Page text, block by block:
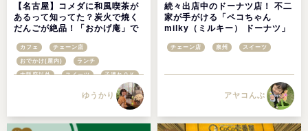
【名古屋】コメダに和風喫茶が
あるって知ってた？炭火で焼く
だんごが絶品！「おかげ庵」で
験カフェ チェーン店
おでかけ(屋内) ランチ
大阪府以外 スイーツ 子連れＯＫ
ゆうかり
続々出店中のドーナツ店！ 不二
家が手がける「ペコちゃん
milky（ミルキー） ドーナツ」
チェーン店 泉州 スイーツ
アヤコんぶ